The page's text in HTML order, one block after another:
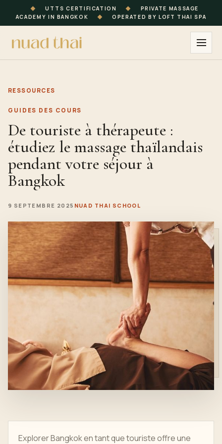
◆ UTTS CERTIFICATION ◆
PRIVATE MASSAGE
ACADEMY IN BANGKOK
◆ OPERATED BY LOFT THAI SPA
RESSOURCES
GUIDES DES COURS
De touriste à thérapeute :
étudiez le massage thaïlandais
pendant votre séjour à
Bangkok
9 SEPTEMBRE 2025 NUAD THAI SCHOOL
Explorer Bangkok en tant que touriste offre une